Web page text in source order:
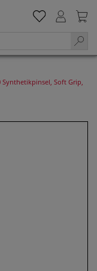
Synthetikpinsel, Soft Grip,